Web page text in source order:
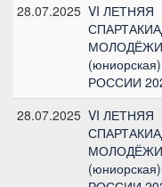
28.07.2025 VI ЛЕТНЯЯ
МОЛОДЁЖИ
(юниорская)
РОССИИ
28.07.2025 VI ЛЕТНЯЯ
МОЛОДЁЖИ
(юниорская)